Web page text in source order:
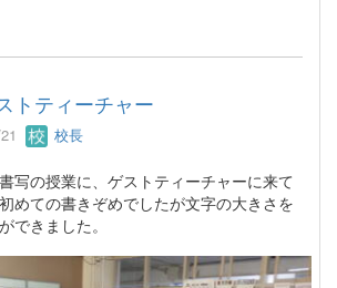
ティーチャー
校長
写の授業に、ゲストティーチャーに来て
めての書きぞめでしたが文字の大きさを
できました。